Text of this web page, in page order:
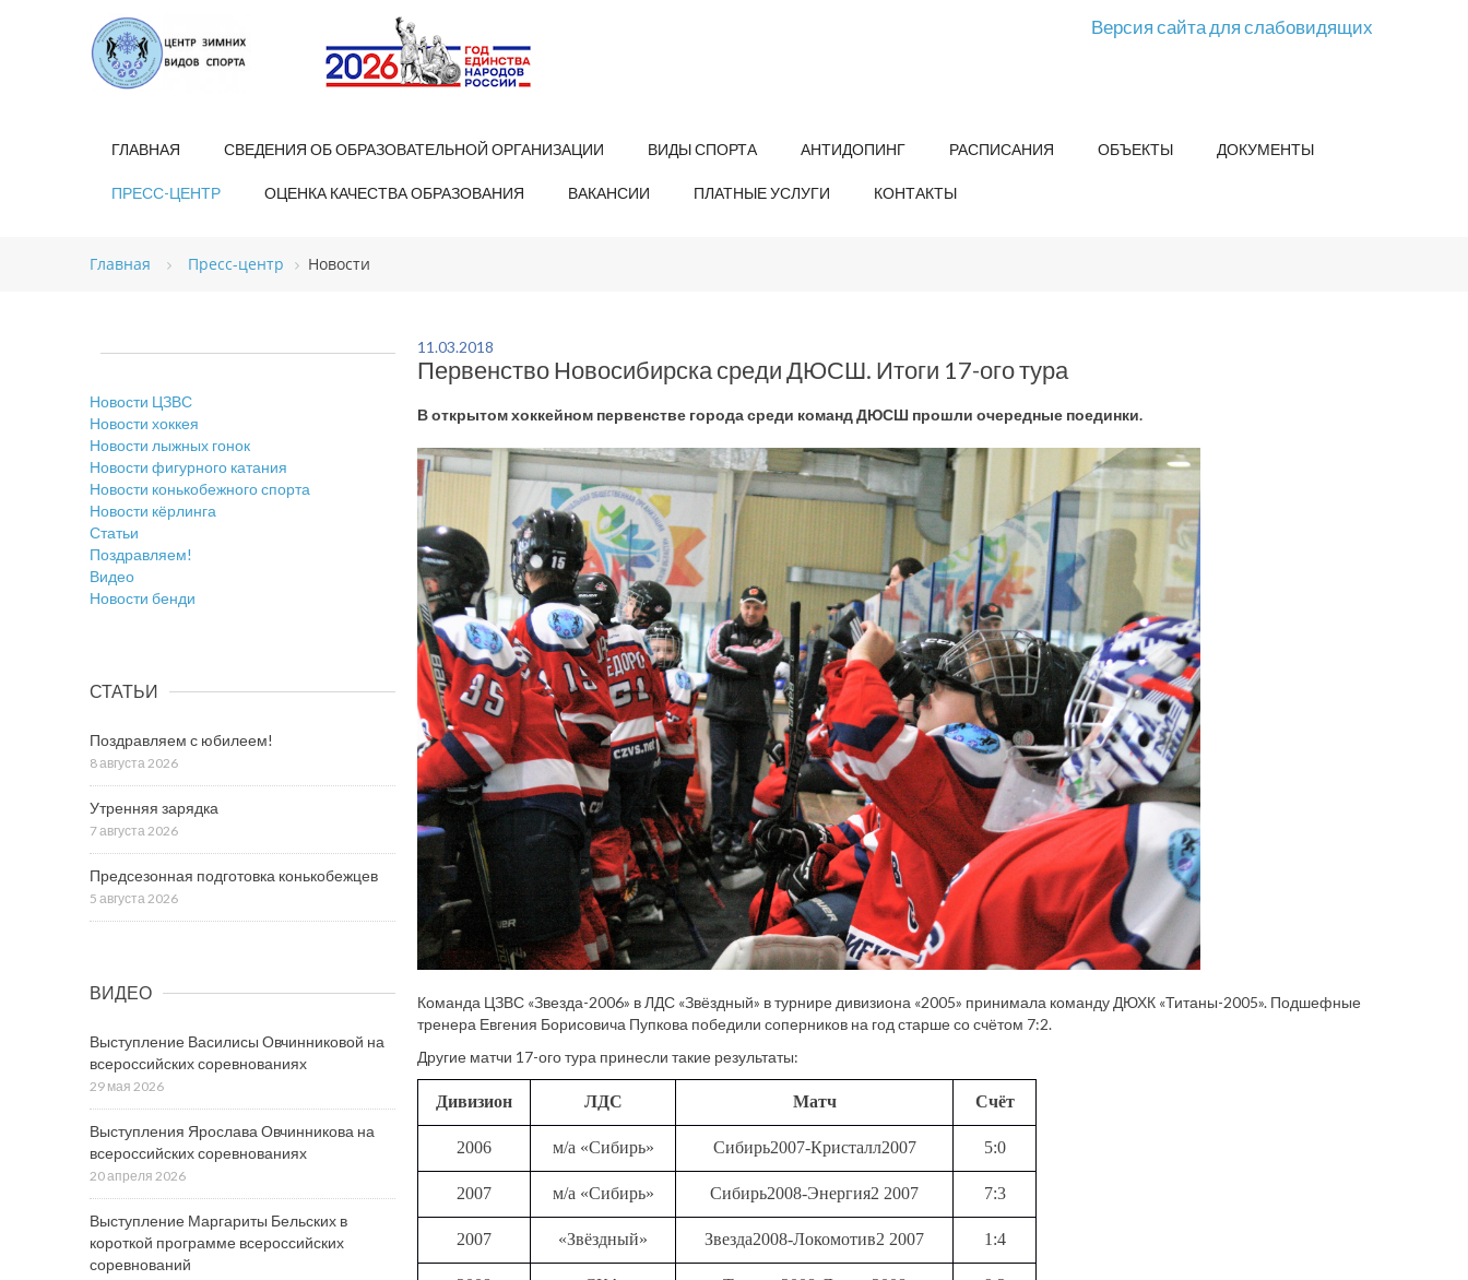
Версия сайта для слабовидящих
ГЛАВНАЯ СВЕДЕНИЯ ОБ ОБРАЗОВАТЕЛЬНОЙ ОРГАНИЗАЦИИ ВИДЫ СПОРТА АНТИДОПИНГ РАСПИСАНИЯ ОБЪЕКТЫ ДОКУМЕНТЫ
ПРЕСС-ЦЕНТР ОЦЕНКА КАЧЕСТВА ОБРАЗОВАНИЯ ВАКАНСИИ ПЛАТНЫЕ УСЛУГИ КОНТАКТЫ
Главная Пресс-центр Новости
11.03.2018
Первенство Новосибирска среди ДЮСШ. Итоги 17-ого тура
В открытом хоккейном первенстве города среди команд ДЮСШ прошли очередные поединки.
Команда ЦЗВС «Звезда-2006» в ЛДС «Звёздный» в турнире дивизиона «2005» принимала команду ДЮХК «Титаны-2005». Подшефные
тренера Евгения Борисовича Пупкова победили соперников на год старше со счётом 7:2.
Другие матчи 17-ого тура принесли такие результаты:
Дивизион ЛДС Матч Счёт
2006 м/а «Сибирь» Сибирь2007-Кристалл2007 5:0
2007 м/а «Сибирь» Сибирь2008-Энергия2 2007 7:3
2007 «Звёздный» Звезда2008-Локомотив2 2007 1:4
Новости ЦЗВС
Новости хоккея
Новости лыжных гонок
Новости фигурного катания
Новости конькобежного спорта
Новости кёрлинга
Статьи
Поздравляем!
Видео
Новости бенди
СТАТЬИ
Поздравляем с юбилеем!
8 августа 2026
Утренняя зарядка
7 августа 2026
Предсезонная подготовка конькобежцев
5 августа 2026
ВИДЕО
Выступление Василисы Овчинниковой на
всероссийских соревнованиях
29 мая 2026
Выступления Ярослава Овчинникова на
всероссийских соревнованиях
20 апреля 2026
Выступление Маргариты Бельских в
короткой программе всероссийских
соревнований